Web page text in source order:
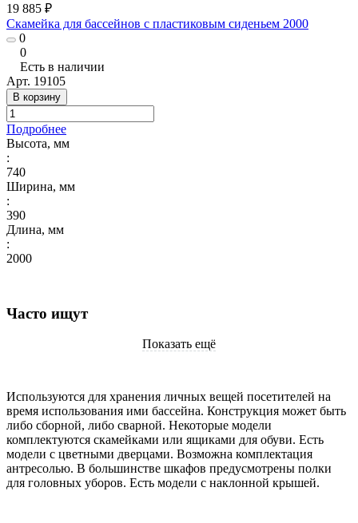
19 885 ₽
Скамейка для бассейнов с пластиковым сиденьем 2000
0
0
Есть в наличии
Арт. 19105
В корзину
Подробнее
Высота, мм
:
740
Ширина, мм
:
390
Длина, мм
:
2000
Часто ищут
Показать ещё
Используются для хранения личных вещей посетителей на
время использования ими бассейна. Конструкция может быть
либо сборной, либо сварной. Некоторые модели
комплектуются скамейками или ящиками для обуви. Есть
модели с цветными дверцами. Возможна комплектация
антресолью. В большинстве шкафов предусмотрены полки
для головных уборов. Есть модели с наклонной крышей.